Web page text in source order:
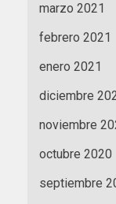
marzo 2021
febrero 2021
enero 2021
diciembre
noviembre
octubre 2020
septiembre